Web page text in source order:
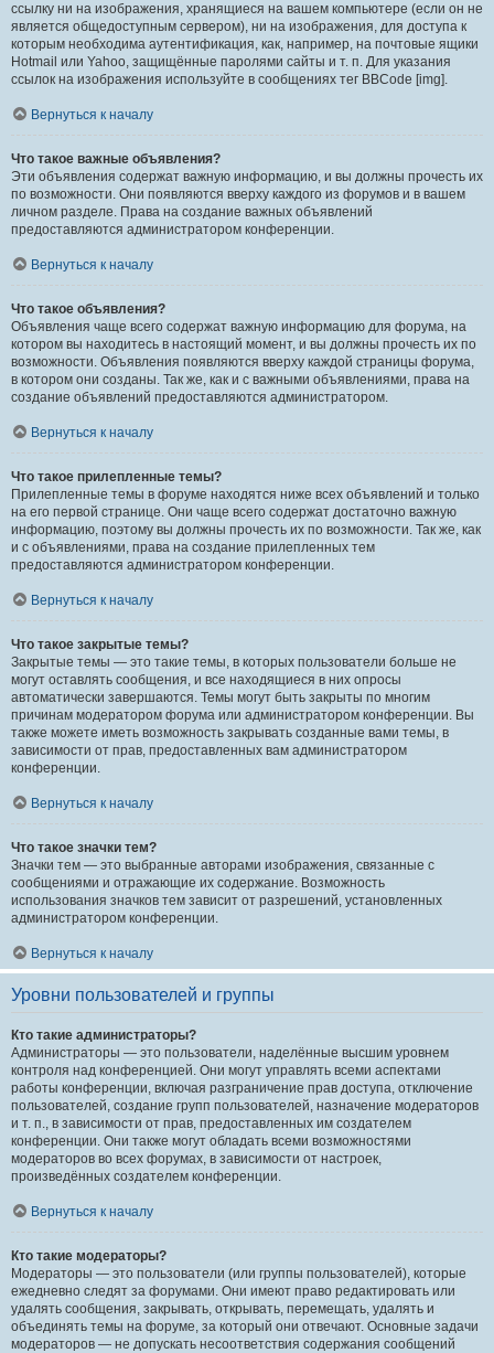
ссылку ни на изображения, хранящиеся на вашем компьютере (если он не
является общедоступным сервером), ни на изображения, для доступа к
которым необходима аутентификация, как, например, на почтовые ящики
Hotmail или Yahoo, защищённые паролями сайты и т. п. Для указания
ссылок на изображения используйте в сообщениях тег BBCode [img].
Вернуться к началу
Что такое важные объявления?
Эти объявления содержат важную информацию, и вы должны прочесть их
по возможности. Они появляются вверху каждого из форумов и в вашем
личном разделе. Права на создание важных объявлений
предоставляются администратором конференции.
Вернуться к началу
Что такое объявления?
Объявления чаще всего содержат важную информацию для форума, на
котором вы находитесь в настоящий момент, и вы должны прочесть их по
возможности. Объявления появляются вверху каждой страницы форума,
в котором они созданы. Так же, как и с важными объявлениями, права на
создание объявлений предоставляются администратором.
Вернуться к началу
Что такое прилепленные темы?
Прилепленные темы в форуме находятся ниже всех объявлений и только
на его первой странице. Они чаще всего содержат достаточно важную
информацию, поэтому вы должны прочесть их по возможности. Так же, как
и с объявлениями, права на создание прилепленных тем
предоставляются администратором конференции.
Вернуться к началу
Что такое закрытые темы?
Закрытые темы — это такие темы, в которых пользователи больше не
могут оставлять сообщения, и все находящиеся в них опросы
автоматически завершаются. Темы могут быть закрыты по многим
причинам модератором форума или администратором конференции. Вы
также можете иметь возможность закрывать созданные вами темы, в
зависимости от прав, предоставленных вам администратором
конференции.
Вернуться к началу
Что такое значки тем?
Значки тем — это выбранные авторами изображения, связанные с
сообщениями и отражающие их содержание. Возможность
использования значков тем зависит от разрешений, установленных
администратором конференции.
Вернуться к началу
Уровни пользователей и группы
Кто такие администраторы?
Администраторы — это пользователи, наделённые высшим уровнем
контроля над конференцией. Они могут управлять всеми аспектами
работы конференции, включая разграничение прав доступа, отключение
пользователей, создание групп пользователей, назначение модераторов
и т. п., в зависимости от прав, предоставленных им создателем
конференции. Они также могут обладать всеми возможностями
модераторов во всех форумах, в зависимости от настроек,
произведённых создателем конференции.
Вернуться к началу
Кто такие модераторы?
Модераторы — это пользователи (или группы пользователей), которые
ежедневно следят за форумами. Они имеют право редактировать или
удалять сообщения, закрывать, открывать, перемещать, удалять и
объединять темы на форуме, за который они отвечают. Основные задачи
модераторов — не допускать несоответствия содержания сообщений